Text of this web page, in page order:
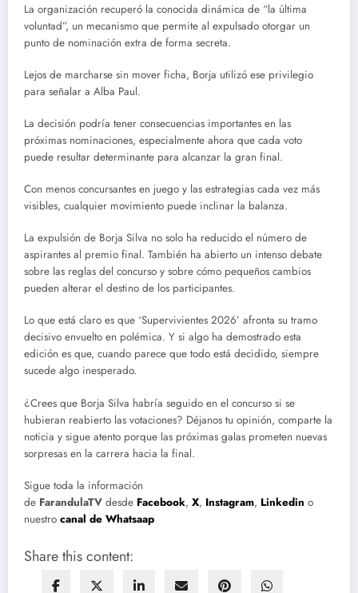
La organización recuperó la conocida dinámica de “la última
voluntad”, un mecanismo que permite al expulsado otorgar un
punto de nominación extra de forma secreta.
Lejos de marcharse sin mover ficha, Borja utilizó ese privilegio
para señalar a Alba Paul.
La decisión podría tener consecuencias importantes en las
próximas nominaciones, especialmente ahora que cada voto
puede resultar determinante para alcanzar la gran final.
Con menos concursantes en juego y las estrategias cada vez más
visibles, cualquier movimiento puede inclinar la balanza.
La expulsión de Borja Silva no solo ha reducido el número de
aspirantes al premio final. También ha abierto un intenso debate
sobre las reglas del concurso y sobre cómo pequeños cambios
pueden alterar el destino de los participantes.
Lo que está claro es que ‘Supervivientes 2026’ afronta su tramo
decisivo envuelto en polémica. Y si algo ha demostrado esta
edición es que, cuando parece que todo está decidido, siempre
sucede algo inesperado.
¿Crees que Borja Silva habría seguido en el concurso si se
hubieran reabierto las votaciones? Déjanos tu opinión, comparte la
noticia y sigue atento porque las próximas galas prometen nuevas
sorpresas en la carrera hacia la final.
Sigue toda la información
de FarandulaTV desde Facebook, X, Instagram, Linkedin o
nuestro canal de Whatsaap
Share this content: